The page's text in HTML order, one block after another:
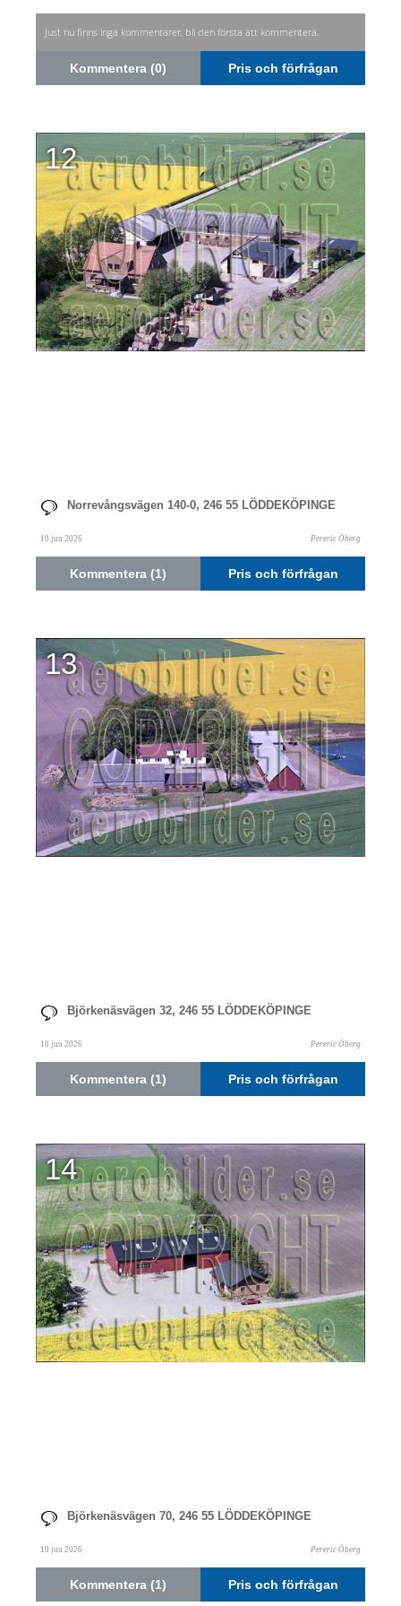
Just nu finns inga kommentarer, bli den första att kommentera.
Kommentera (0) Pris och förfrågan
12
Norrevångsvägen 140-0, 246 55 LÖDDEKÖPINGE
10 jun 2026 Pereric Öberg
Kommentera (1) Pris och förfrågan
13
Björkenäsvägen 32, 246 55 LÖDDEKÖPINGE
10 jun 2026 Pereric Öberg
Kommentera (1) Pris och förfrågan
14
Björkenäsvägen 70, 246 55 LÖDDEKÖPINGE
10 jun 2026 Pereric Öberg
Kommentera (1) Pris och förfrågan